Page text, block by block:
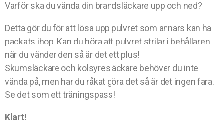
Varför ska du vända din brandsläckare upp och ned?
Detta gör du för att lösa upp pulvret som annars kan ha
packats ihop. Kan du höra att pulvret strilar i behållaren
när du vänder den så är det ett plus!
Skumsläckare och kolsyresläckare behöver du inte
vända på, men har du råkat göra det så är det ingen fara.
Se det som ett träningspass!
Klart!